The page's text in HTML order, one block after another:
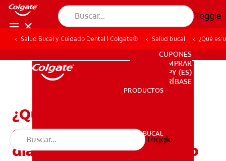
Toggle
PRODUCTOS
SALUD BUCAL
PARA PROFESIONALES
CUPONES
DONDE COMPRAR
PY (ES)
SUSCRÍBASE
PRODUCTOS
SALUD BUCAL
Toggle
Salud Bucal y Cuidado Dental | Colgate® Salud bucal ¿Qué es
¿Qué es una perla de
esmalte? Causas,
diagnóstico y tratamiento